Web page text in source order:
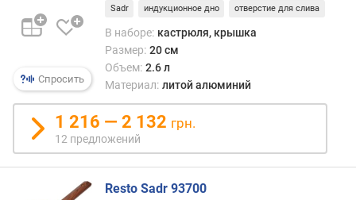
м
д
о
р
о
г
и
Спросить
Sadr индукционное дно отверстие для слива
В наборе: кастрюля, крышка
Размер: 20 см
Объем: 2.6 л
Материал: литой алюминий
1 216 — 2 132 грн.
12 предложений
Resto Sadr 93700